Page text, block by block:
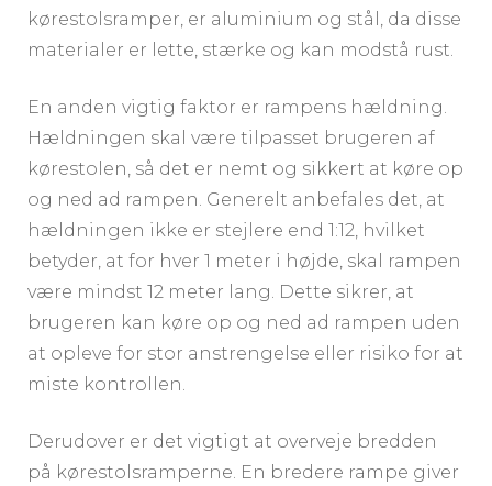
kørestolsramper, er aluminium og stål, da disse
materialer er lette, stærke og kan modstå rust.
En anden vigtig faktor er rampens hældning.
Hældningen skal være tilpasset brugeren af
kørestolen, så det er nemt og sikkert at køre op
og ned ad rampen. Generelt anbefales det, at
hældningen ikke er stejlere end 1:12, hvilket
betyder, at for hver 1 meter i højde, skal rampen
være mindst 12 meter lang. Dette sikrer, at
brugeren kan køre op og ned ad rampen uden
at opleve for stor anstrengelse eller risiko for at
miste kontrollen.
Derudover er det vigtigt at overveje bredden
på kørestolsramperne. En bredere rampe giver